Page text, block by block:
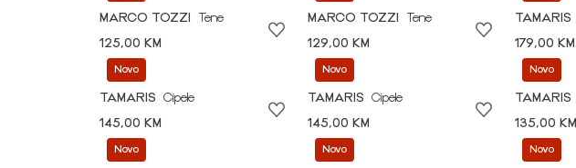
MARCO TOZZI
Tene
125,00 KM
MARCO TOZZI
Tene
129,00 KM
TAMARIS
179,00 KM
Novo
TAMARIS
Cipele
145,00 KM
Novo
TAMARIS
Cipele
145,00 KM
Novo
TAMARIS
135,00 KM
Novo Novo Novo